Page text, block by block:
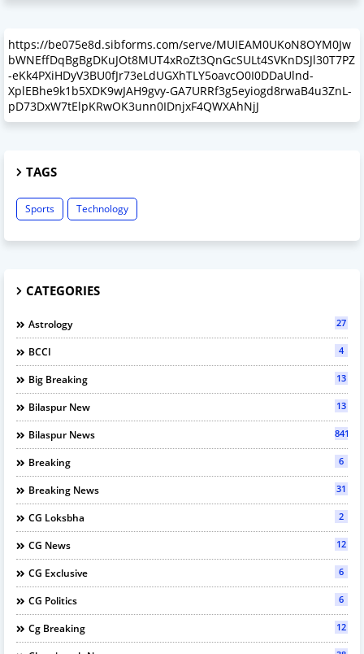
https://be075e8d.sibforms.com/serve/MUIEAM0UKoN8OYM0Jw
bWNEffDqBgBgDKuJOt8MUT4xRoZt3QnGcSULt4SVKnDSJl30T7PZ
-eKk4PXiHDyV3BU0fJr73eLdUGXhTLY5oavcO0I0DDaUlnd-
XplEBhe9k1b5XDK9wJAH9gvy-GA7URRf3g5eyiogd8rwaB4u3ZnL-
pD73DxW7tElpKRwOK3unn0IDnjxF4QWXAhNjJ
TAGS
Sports Technology
CATEGORIES
Astrology 27
BCCI 4
Big Breaking 13
Bilaspur New 13
Bilaspur News 841
Breaking 6
Breaking News 31
CG Loksbha 2
CG News 12
CG Exclusive 6
CG Politics 6
Cg Breaking 12